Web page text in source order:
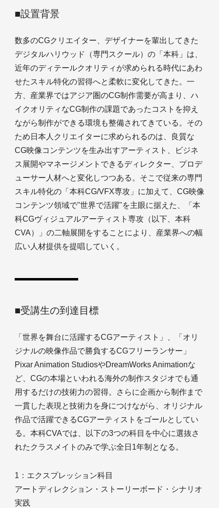
■設置背景
数多のCGクリエイター、デザイナーを輩出してきた
デジタルハリウッド（専門スクール）の「本科」は、
近年のディテールクオリティが求められる時代にあわ
せたスキル特化の習得へと柔軟に変化してきた。一
方、産業界ではアジア圏のCG制作需要が高まり、ハ
イクオリティなCG制作の課題であったコストを抑え
ながら制作ができる環境も整備されてきている。その
ため日本人クリエイターに求められるのは、良質な
CG映像コンテンツを生み出すアーティスト、ビジネ
ス展開やマネージメントできるディレクター、プロデ
ューサー人材へと変化しつつある。そこで従来の専門
スキル特化の「本科CG/VFX専攻」に加えて、CG映像
コンテンツ領域で"世界で活躍"を主眼に据えた、「本
科CGヴィジュアルアーティスト専攻（以下、本科
CVA）」の二軸展開をすることにより、産業界への幅
広い人材提供を提唱していく。
■受講生の到達目標
「世界を舞台に活躍するCGアーティスト」、「オリ
ジナルの映像作品で勝負するCGフリーランサー」
Pixar Animation StudiosやDreamWorks Animationな
ど、CGの本場といわれる海外の制作スタジオでも通
用するだけの技術力の習得。さらに企画から制作まで
一貫した表現と技術力を身につけながら、オリジナル
作品で活躍できるCGアーティストをゴールとしてい
る。本科CVAでは、以下の3つの科目を中心に選抜さ
れたクラスメイトのみで学ぶ全日1年制となる。
1：エクスプレッション科目
アートディレクション・ストーリーボード・シナリオ
実践